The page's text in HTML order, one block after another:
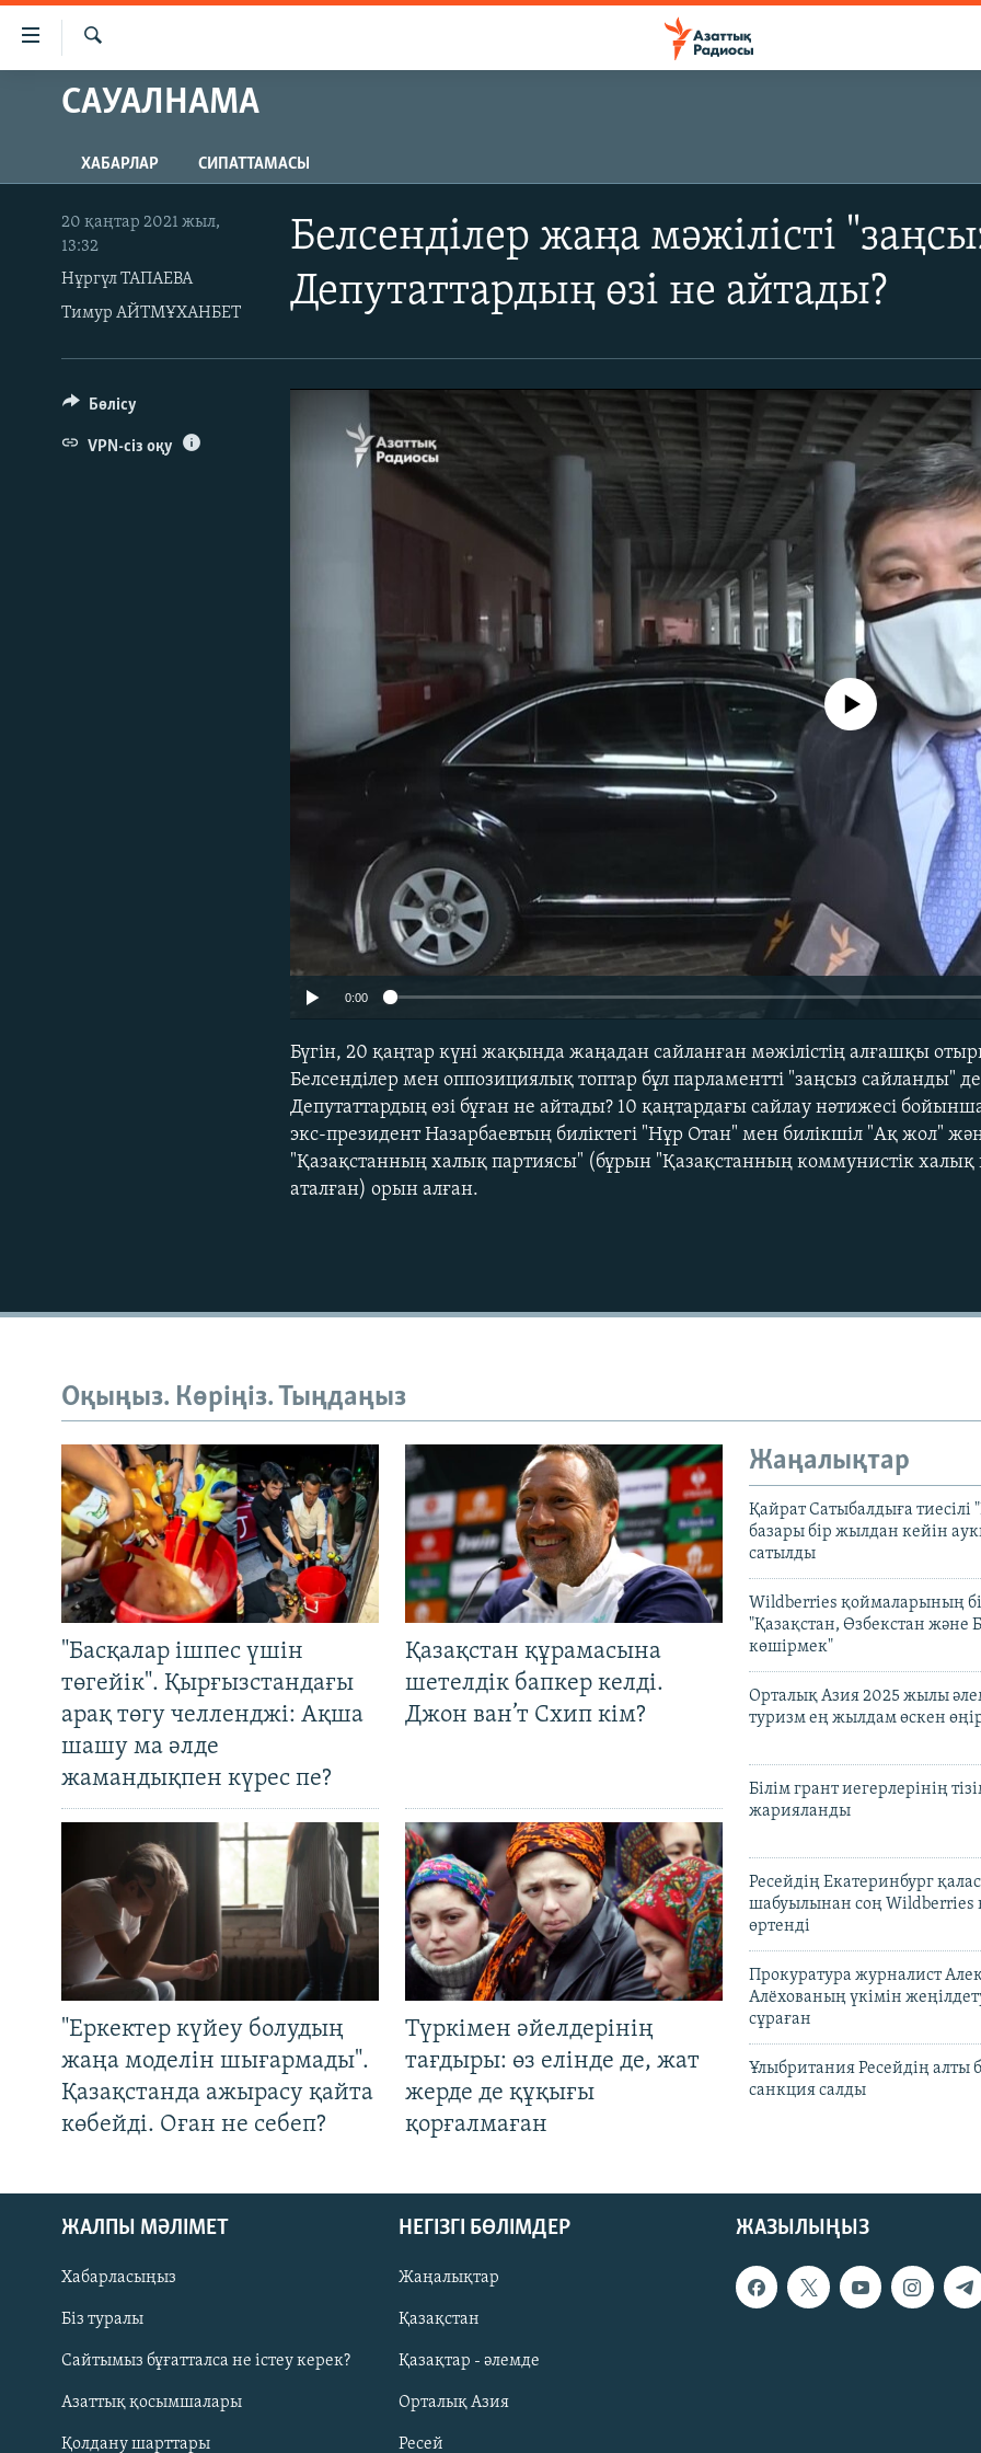
Accessibility
Navigation
ЖАҢАЛЫҚТАР
AZATTYQTV
ҚАҢТАР ОҚИҒАСЫ
АДАМ ҚҰҚЫҚТАРЫ
Русский
ЖАЗЫЛЫҢЫЗ
САУАЛНАМА
ХАБАРЛАР СИПАТТАМАСЫ
Белсенділер жаңа мәжілісті
Депутаттардың өзі не айтады?
20 қаңтар 2021 жыл,
13:32
Нұргүл ТАПАЕВА
Тимур АЙТМҰХАНБЕТ
No media source currently
0:00
Бүгін, 20 қаңтар күні жақында жаңадан сайланған мәжілістің алғашқы
Белсенділер мен оппозициялық топтар бұл парламентті "заңсыз сайланды"
Депутаттардың өзі бұған не айтады? 10 қаңтардағы сайлау нәтижесі
экс-президент Назарбаевтың биліктегі "Нұр Отан" мен билікшіл "Ақ жол"
"Қазақстанның халық партиясы" (бұрын "Қазақстанның коммунистік халық
аталған) орын алған.
Бөлісу
VPN-сіз оқу
Оқыңыз. Көріңіз. Тыңдаңыз
"Басқалар ішпес үшін
төгейік". Қырғызстандағы
арақ төгу челленджі: Ақша
шашу ма әлде
жамандықпен күрес пе?
Қазақстан құрамасына
шетелдік бапкер келді.
Джон ван’т Схип кім?
"Еркектер күйеу болудың
жаңа моделін шығармады".
Қазақстанда ажырасу қайта
көбейді. Оған не себеп?
Түркімен әйелдерінің
тағдыры: өз елінде де, жат
жерде де құқығы
қорғалмаған
Жаңалықтар
Қайрат Сатыбалдыға тиесілі
базары бір жылдан кейін
сатылды
Wildberries қоймаларының
"Қазақстан, Өзбекстан және
көшірмек"
Орталық Азия 2025 жылы
туризм ең жылдам өскен
Білім грант иегерлерінің
жарияланды
Ресейдің Екатеринбург
шабуылынан соң Wildberries
өртенді
Прокуратура журналист
Алёхованың үкімін
сұраған
Ұлыбритания Ресейдің алты
санкция салды
ЖАЗЫЛЫҢЫЗ
ЖАЛПЫ МӘЛІМЕТ
Хабарласыңыз
Біз туралы
Сайтымыз бұғатталса не істеу керек?
Азаттық қосымшалары
Қолдану шарттары
НЕГІЗГІ БӨЛІМДЕР
Жаңалықтар
Қазақстан
Қазақтар - әлемде
Орталық Азия
Ресей